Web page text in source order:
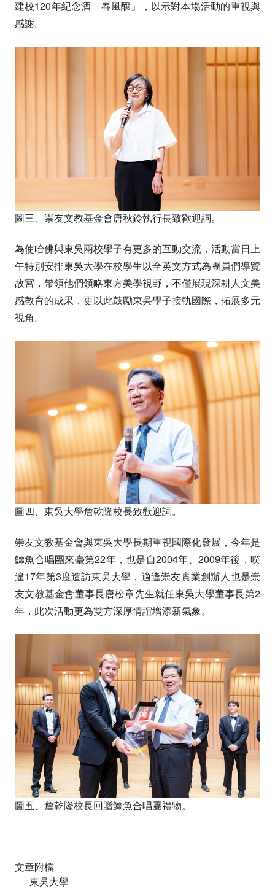
建校120年紀念酒－春風釀」，以示對本場活動的重視與
感謝。
圖三、崇友文教基金會唐秋鈴執行長致歡迎詞。
為使哈佛與東吳兩校學子有更多的互動交流，活動當日上
午特別安排東吳大學在校學生以全英文方式為團員們導覽
故宮，帶領他們領略東方美學視野，不僅展現深耕人文美
感教育的成果，更以此鼓勵東吳學子接軌國際，拓展多元
視角。
圖四、東吳大學詹乾隆校長致歡迎詞。
崇友文教基金會與東吳大學長期重視國際化發展，今年是
鱷魚合唱團來臺第22年，也是自2004年、2009年後，暌
違17年第3度造訪東吳大學，適逢崇友實業創辦人也是崇
友文教基金會董事長唐松章先生就任東吳大學董事長第2
年，此次活動更為雙方深厚情誼增添新氣象。
圖五、詹乾隆校長回贈鱷魚合唱團禮物。
文章附檔
東吳大學